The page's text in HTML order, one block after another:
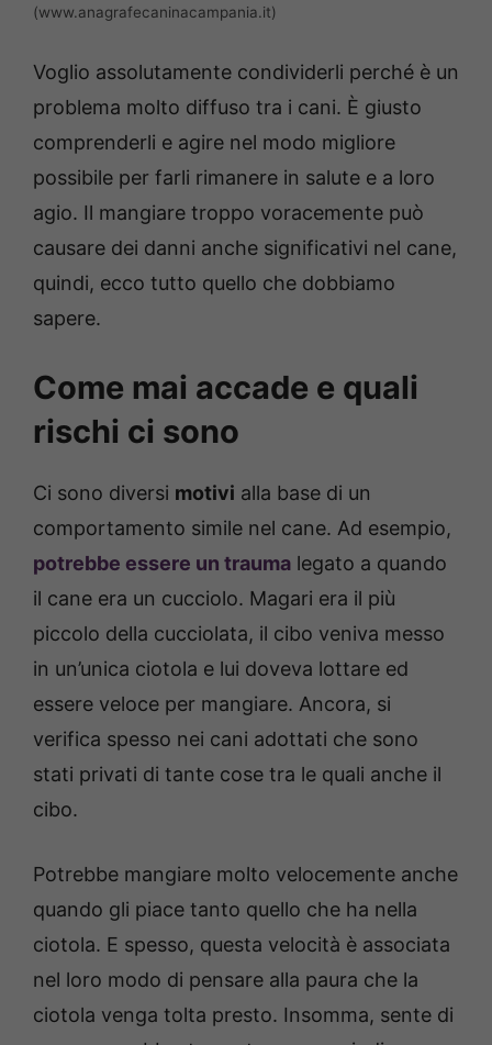
(www.anagrafecaninacampania.it)
Voglio assolutamente condividerli perché è un
problema molto diffuso tra i cani. È giusto
comprenderli e agire nel modo migliore
possibile per farli rimanere in salute e a loro
agio. Il mangiare troppo voracemente può
causare dei danni anche significativi nel cane,
quindi, ecco tutto quello che dobbiamo
sapere.
Come mai accade e quali
rischi ci sono
Ci sono diversi motivi alla base di un
comportamento simile nel cane. Ad esempio,
potrebbe essere un trauma legato a quando
il cane era un cucciolo. Magari era il più
piccolo della cucciolata, il cibo veniva messo
in un’unica ciotola e lui doveva lottare ed
essere veloce per mangiare. Ancora, si
verifica spesso nei cani adottati che sono
stati privati di tante cose tra le quali anche il
cibo.
Potrebbe mangiare molto velocemente anche
quando gli piace tanto quello che ha nella
ciotola. E spesso, questa velocità è associata
nel loro modo di pensare alla paura che la
ciotola venga tolta presto. Insomma, sente di